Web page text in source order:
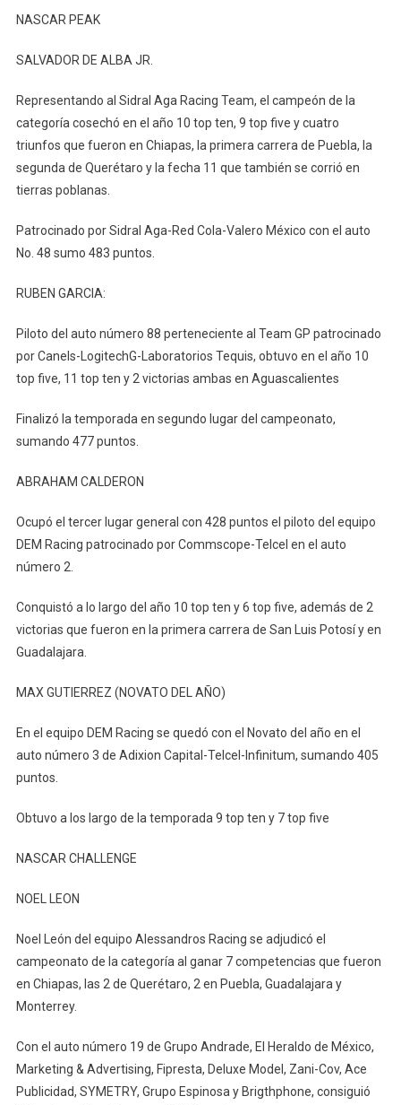
NASCAR PEAK
SALVADOR DE ALBA JR.
Representando al Sidral Aga Racing Team, el campeón de la
categoría cosechó en el año 10 top ten, 9 top five y cuatro
triunfos que fueron en Chiapas, la primera carrera de Puebla, la
segunda de Querétaro y la fecha 11 que también se corrió en
tierras poblanas.
Patrocinado por Sidral Aga-Red Cola-Valero México con el auto
No. 48 sumo 483 puntos.
RUBEN GARCIA:
Piloto del auto número 88 perteneciente al Team GP patrocinado
por Canels-LogitechG-Laboratorios Tequis, obtuvo en el año 10
top five, 11 top ten y 2 victorias ambas en Aguascalientes
Finalizó la temporada en segundo lugar del campeonato,
sumando 477 puntos.
ABRAHAM CALDERON
Ocupó el tercer lugar general con 428 puntos el piloto del equipo
DEM Racing patrocinado por Commscope-Telcel en el auto
número 2.
Conquistó a lo largo del año 10 top ten y 6 top five, además de 2
victorias que fueron en la primera carrera de San Luis Potosí y en
Guadalajara.
MAX GUTIERREZ (NOVATO DEL AÑO)
En el equipo DEM Racing se quedó con el Novato del año en el
auto número 3 de Adixion Capital-Telcel-Infinitum, sumando 405
puntos.
Obtuvo a los largo de la temporada 9 top ten y 7 top five
NASCAR CHALLENGE
NOEL LEON
Noel León del equipo Alessandros Racing se adjudicó el
campeonato de la categoría al ganar 7 competencias que fueron
en Chiapas, las 2 de Querétaro, 2 en Puebla, Guadalajara y
Monterrey.
Con el auto número 19 de Grupo Andrade, El Heraldo de México,
Marketing & Advertising, Fipresta, Deluxe Model, Zani-Cov, Ace
Publicidad, SYMETRY, Grupo Espinosa y Brigthphone, consiguió